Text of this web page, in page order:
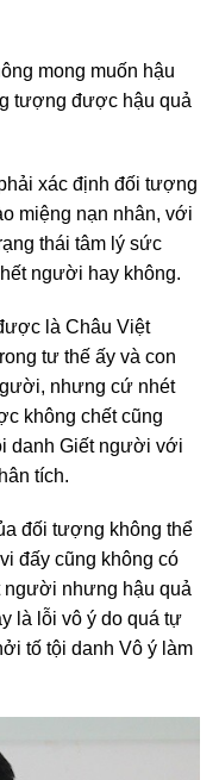
mong muốn hậu
tượng được hậu quả
xác định đối tượng
miệng nạn nhân, với
thái tâm lý sức
người hay không.
là Châu Việt
tư thế ấy và con
nhưng cứ nhét
không chết cũng
danh Giết người với
tích.
đối tượng không thể
đấy cũng không có
người nhưng hậu quả
là lỗi vô ý do quá tự
tố tội danh Vô ý làm